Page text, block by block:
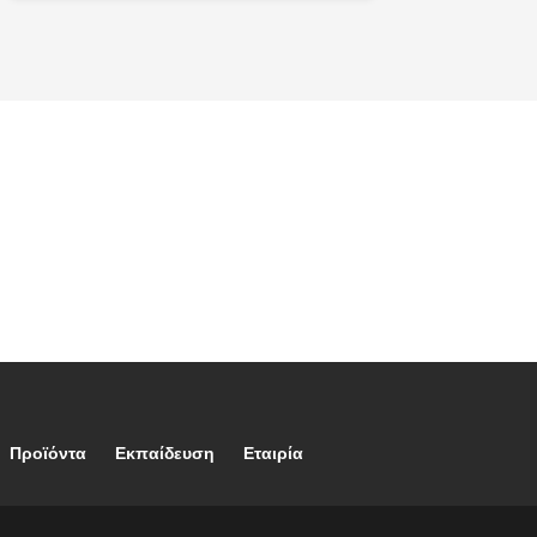
Footer main navigation
Προϊόντα Εκπαίδευση Eταιρία